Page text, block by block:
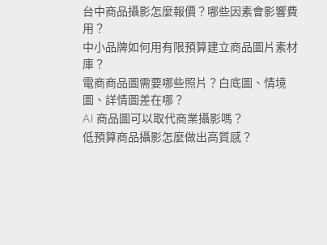
台中商品攝影怎麼報價？哪些因素會影響費
用？
中小品牌如何用有限預算建立商品圖片素材
庫？
電商商品圖需要哪些照片？白底圖、情境
圖、詳情圖差在哪？
AI 商品圖可以取代商業攝影嗎？
低預算商品攝影怎麼做出高質感？